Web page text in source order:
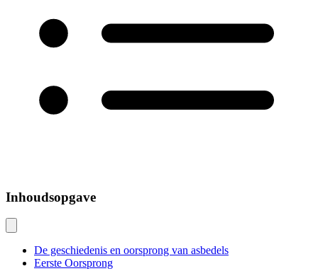
Inhoudsopgave
De geschiedenis en oorsprong van asbedels
Eerste Oorsprong